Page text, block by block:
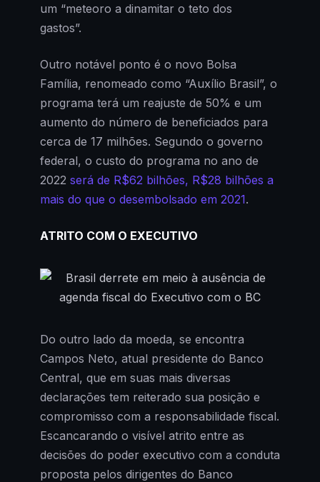
um “meteoro a dinamitar o teto dos
gastos”.
Outro notável ponto é o novo Bolsa
Família, renomeado como “Auxílio Brasil”, o
programa terá um reajuste de 50% e um
aumento do número de beneficiados para
cerca de 17 milhões. Segundo o governo
federal, o custo do programa no ano de
2022 será de R$62 bilhões, R$28 bilhões a
mais do que o desembolsado em 2021.
ATRITO COM O EXECUTIVO
Do outro lado da moeda, se encontra
Campos Neto, atual presidente do Banco
Central, que em suas mais diversas
declarações tem reiterado sua posição e
compromisso com a responsabilidade fiscal.
Escancarando o visível atrito entre as
decisões do poder executivo com a conduta
proposta pelos dirigentes do Banco